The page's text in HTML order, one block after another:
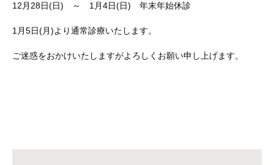
12月28日(日) ～ 1月4日(日) 年末年始休診
1月5日(月)より通常診療いたします。
ご迷惑をおかけいたしますがよろしくお願い申し上げます。